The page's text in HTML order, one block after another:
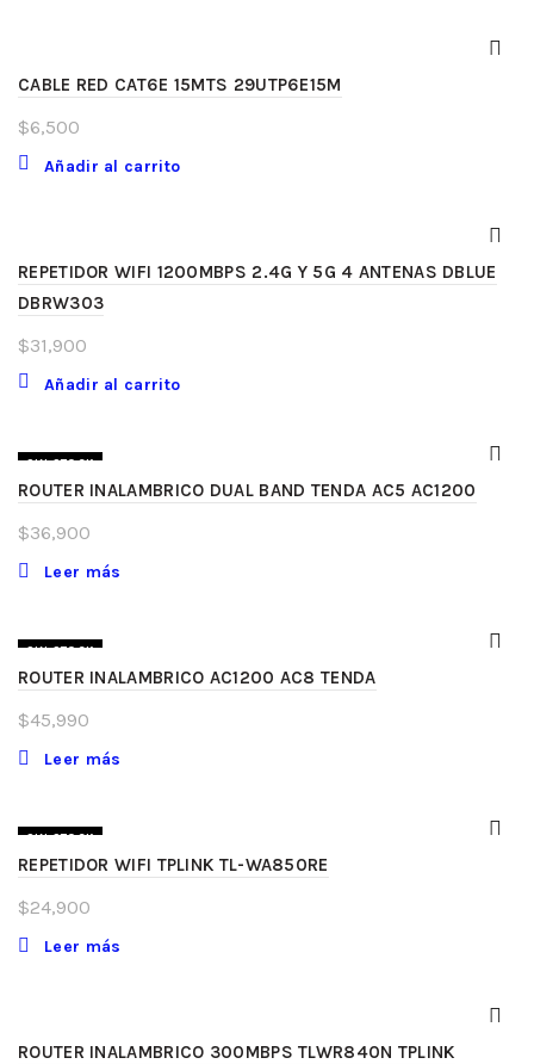
CABLE RED CAT6E 15MTS 29UTP6E15M
$6,500
Añadir al carrito
REPETIDOR WIFI 1200MBPS 2.4G Y 5G 4 ANTENAS DBLUE
DBRW303
$31,900
Añadir al carrito
SIN STOCK
ROUTER INALAMBRICO DUAL BAND TENDA AC5 AC1200
$36,900
Leer más
SIN STOCK
ROUTER INALAMBRICO AC1200 AC8 TENDA
$45,990
Leer más
SIN STOCK
REPETIDOR WIFI TPLINK TL-WA850RE
$24,900
Leer más
ROUTER INALAMBRICO 300MBPS TLWR840N TPLINK